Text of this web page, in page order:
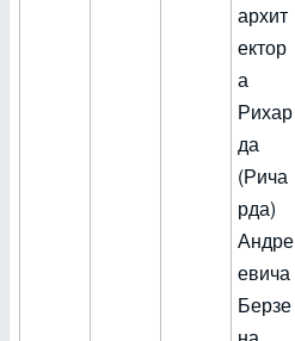
архит
ектор
а
Рихар
да
(Рича
рда)
Андре
евича
Берзе